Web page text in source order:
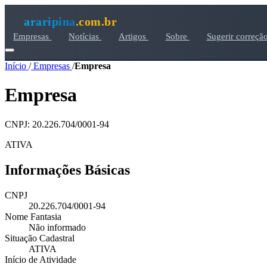
araripina.com.br
Empresas Notícias Artigos Sobre Sugerir
Início /Empresas /Empresa
Empresa
CNPJ: 20.226.704/0001-94
ATIVA
Informações Básicas
CNPJ
20.226.704/0001-94
Nome Fantasia
Não informado
Situação Cadastral
ATIVA
Início de Atividade